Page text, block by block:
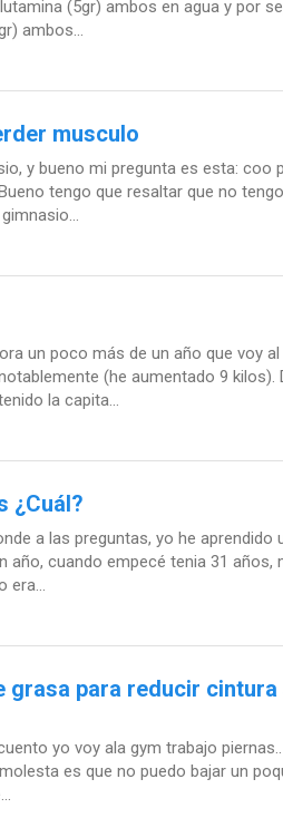
(5gr) ambos en agua y por
ambos...
musculo
y bueno mi pregunta es esta: coo
tengo que resaltar que no
un poco más de un año que voy
(he aumentado 9 kilos).
la capita...
¿Cuál?
a las preguntas, yo he aprendido
año, cuando empecé tenia 31 años,
era...
grasa para reducir
yo voy ala gym trabajo
es que no puedo bajar un